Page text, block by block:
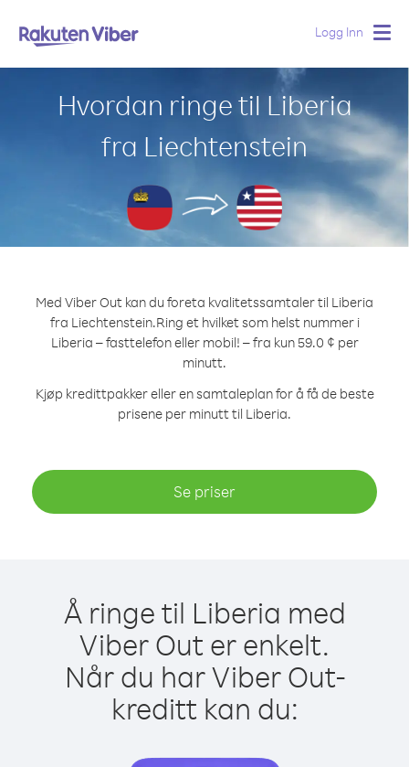
Logg Inn
Hvordan ringe til Liberia
fra Liechtenstein
Med Viber Out kan du foreta kvalitetssamtaler til Liberia
fra Liechtenstein.Ring et hvilket som helst nummer i
Liberia – fasttelefon eller mobil! – fra kun 59.0 ¢ per
minutt.
Kjøp kredittpakker eller en samtaleplan for å få de beste
prisene per minutt til Liberia.
Se priser
Å ringe til Liberia med
Viber Out er enkelt.
Når du har Viber Out-
kreditt kan du: